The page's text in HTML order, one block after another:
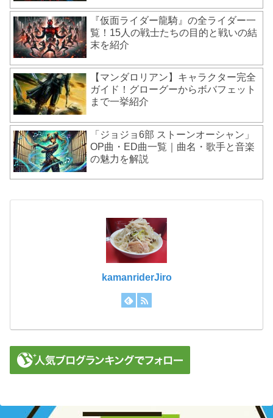
『仮面ライダー龍騎』の全ライダー一
覧！15人の戦士たちの目的と戦いの結
末を紹介
【マンダロリアン】キャラクター完全
ガイド！グローグーからボバフェット
まで一挙紹介
「ジョジョ6部 ストーンオーシャン」
OP曲・ED曲一覧｜曲名・歌手と音楽
の魅力を解説
kamanriderJiro